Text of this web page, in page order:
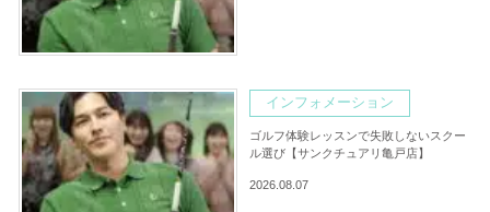
インフォメーション
ゴルフ体験レッスンで失敗しないスクー
ル選び【サンクチュアリ亀戸店】
2026.08.07